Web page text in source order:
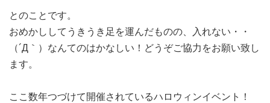
とのことです。
おめかししてうきうき足を運んだものの、入れない・・
（´Д｀）なんてのはかなしい！どうぞご協力をお願い致し
ます。
ここ数年つづけて開催されているハロウィンイベント！